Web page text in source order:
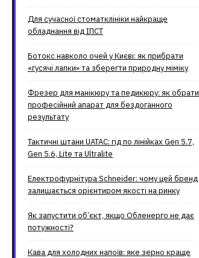
Для сучасної стоматклініки найкраще
обладнання від ІПСТ
Ботокс навколо очей у Києві: як прибрати
«гусячі лапки» та зберегти природну міміку
Фрезер для манікюру та педикюру: як обрати
професійний апарат для бездоганного
результату
Тактичні штани UATAC: гід по лінійках Gen 5.7,
Gen 5.6, Lite та Ultralite
Електрофурнітура Schneider: чому цей бренд
залишається орієнтиром якості на ринку
Як запустити об’єкт, якщо Обленерго не дає
потужності?
Кава для холодних напоїв: яке зерно краще